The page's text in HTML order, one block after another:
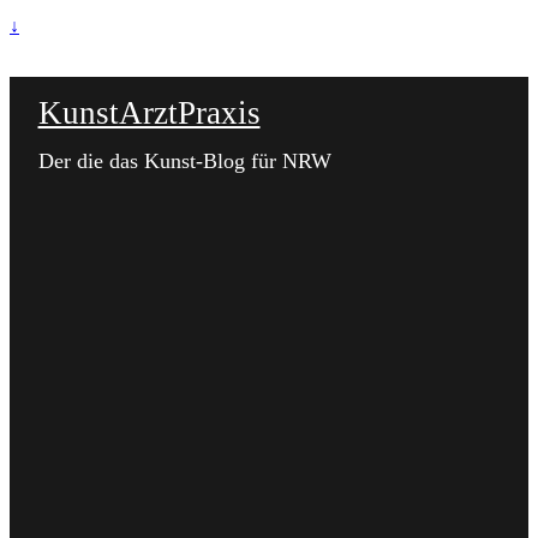
↓
KunstArztPraxis
Der die das Kunst-Blog für NRW